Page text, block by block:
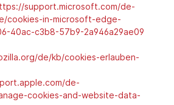
support.microsoft.com/de-
cookies-in-microsoft-edge-
40ac-c3b8-57b9-2a946a29ae09
de/kb/cookies-erlauben-
de-
cookies-and-website-data-